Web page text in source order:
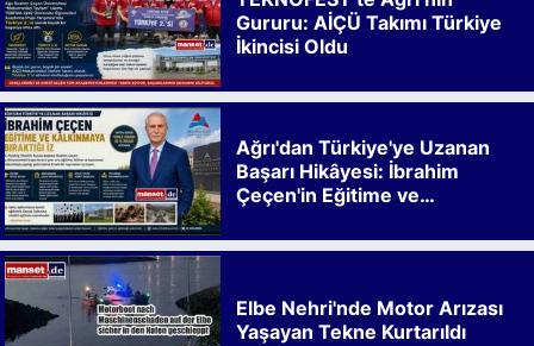
Gururu: AİÇÜ Takımı Türkiye
İkincisi Oldu
Ağrı'dan Türkiye'ye Uzanan
Başarı Hikâyesi: İbrahim
Çeçen'in Eğitime ve
Elbe Nehri'nde Motor Arızası
Yaşayan Tekne Kurtarıldı